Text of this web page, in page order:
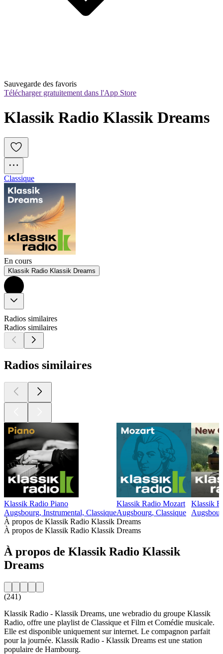
Sauvegarde des favoris
Télécharger gratuitement dans l'App Store
Klassik Radio Klassik Dreams
Classique
En cours
Klassik Radio Klassik Dreams
Radios similaires
Radios similaires
Radios similaires
Klassik Radio Piano
Augsbourg, Instrumental, Classique
Klassik Radio Mozart
Augsbourg, Classique
Klassik
À propos de Klassik Radio Klassik Dreams
À propos de Klassik Radio Klassik Dreams
À propos de Klassik Radio Klassik
Dreams
(241)
Klassik Radio - Klassik Dreams, une webradio du groupe Klassik
Radio, offre une playlist de Classique et Film et Comédie musicale.
Elle est disponible uniquement sur internet. Le compagnon parfait
pour la journée. Klassik Radio - Klassik Dreams est une station
populaire de Hambourg.